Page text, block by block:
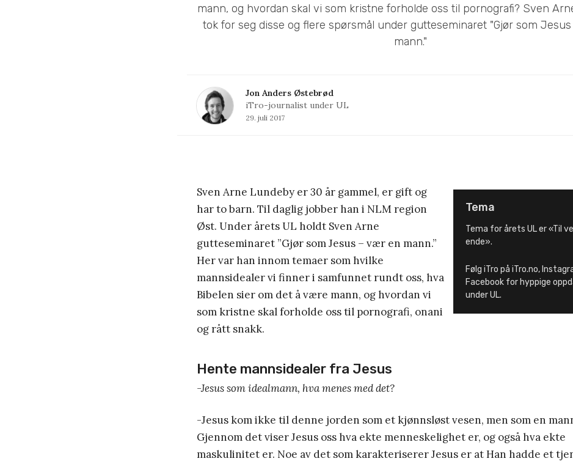
mann, og hvordan skal vi som kristne forholde oss til pornografi? Sven
tok for seg disse og flere spørsmål under gutteseminaret "Gjør som
mann."
Jon Anders Østebrød
iTro-journalist under UL
29. juli 2017
Tema
Tema for årets UL er «Til
ende».
Følg iTro på iTro.no,
Facebook for hyppige
under UL.
Sven Arne Lundeby er 30 år gammel, er gift og
har to barn. Til daglig jobber han i NLM region
Øst. Under årets UL holdt Sven Arne
gutteseminaret ”Gjør som Jesus – vær en mann.”
Her var han innom temaer som hvilke
mannsidealer vi finner i samfunnet rundt oss, hva
Bibelen sier om det å være mann, og hvordan vi
som kristne skal forholde oss til pornografi, onani
og rått snakk.
Hente mannsidealer fra Jesus
-Jesus som idealmann, hva menes med det?
-Jesus kom ikke til denne jorden som et kjønnsløst vesen, men som en
Gjennom det viser Jesus oss hva ekte menneskelighet er, og også hva ekte
maskulinitet er. Noe av det som karakteriserer Jesus er at Han hadde et